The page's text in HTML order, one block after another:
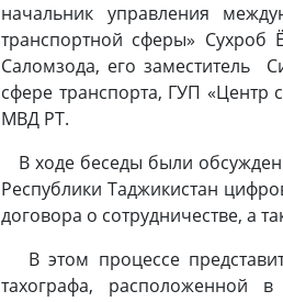
начальник управления
транспортной сферы» Сухроб
Саломзода, его заместитель
сфере транспорта, ГУП «Центр
МВД РТ.
В ходе беседы были
Республики Таджикистан
договора о сотрудничестве, а
В этом процессе
тахографа, расположенной